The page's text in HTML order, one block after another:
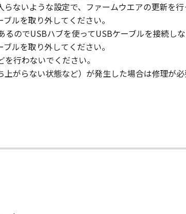
ないような設定で、ファームウエアの更新を行
ルを取り外してください。
のでUSBハブを使ってUSBケーブルを接続しな
ルを取り外してください。
行わないでください。
上がらない状態など）が発生した場合は修理が